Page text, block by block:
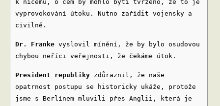
k ničemu, o čem by mohlo býti tvrzeno, že to je
vyprovokování útoku. Nutno zařídit vojensky a
civilně.
Dr. Franke vyslovil mínění, že by bylo osudovou
chybou neříci veřejnosti, že čekáme útok.
President republiky zdůraznil, že naše
opatrnost postupu se historicky ukáže, protože
jsme s Berlínem mluvili přes Anglii, která je